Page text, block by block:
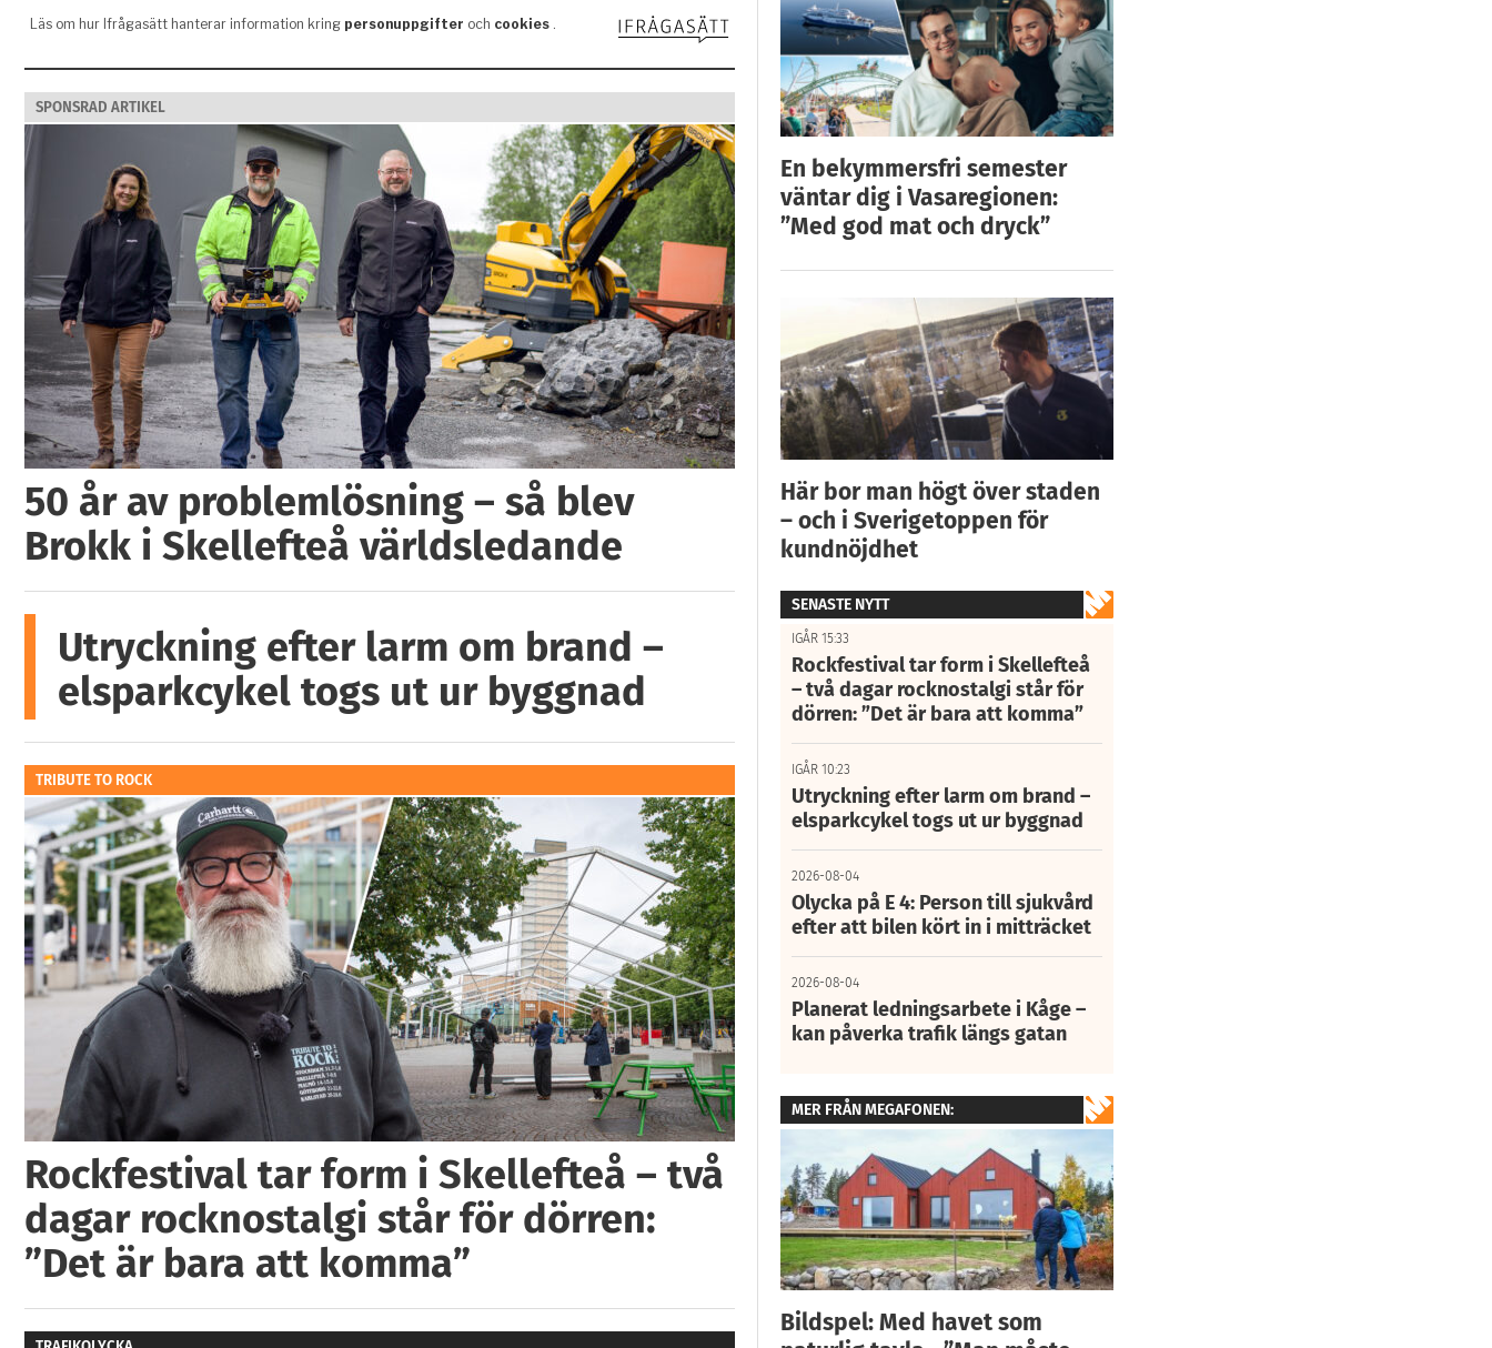
SPONSRAD ARTIKEL
50 år av problemlösning – så blev
Brokk i Skellefteå världsledande
Utryckning efter larm om brand –
elsparkcykel togs ut ur byggnad
TRIBUTE TO ROCK
Rockfestival tar form i Skellefteå – två
dagar rocknostalgi står för dörren:
”Det är bara att komma”
En bekymmersfri semester
väntar dig i Vasaregionen:
”Med god mat och dryck”
Här bor man högt över staden
– och i Sverigetoppen för
kundnöjdhet
SENASTE NYTT
IGÅR 15:33
Rockfestival tar form i Skellefteå
– två dagar rocknostalgi står för
dörren: ”Det är bara att komma”
IGÅR 10:23
Utryckning efter larm om brand –
elsparkcykel togs ut ur byggnad
2026-08-04
Olycka på E 4: Person till sjukvård
efter att bilen kört in i mitträcket
2026-08-04
Planerat ledningsarbete i Kåge –
kan påverka trafik längs gatan
MER FRÅN MEGAFONEN:
Bildspel: Med havet som